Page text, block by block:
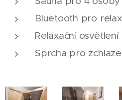
Bluetooth pro
Relaxační osvětlení
Sprcha pro